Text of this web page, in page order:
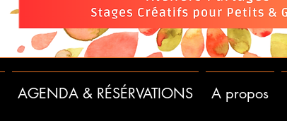
AGENDA & RÉSÉRVATIONS A propos